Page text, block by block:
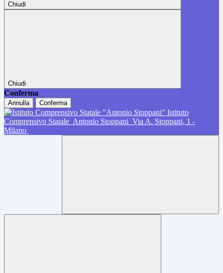
Chiudi
Chiudi
Conferma
Annulla Conferma
Istituto
Comprensivo Statale Antonio Stoppani Via A. Stoppani, 1 -
Milano